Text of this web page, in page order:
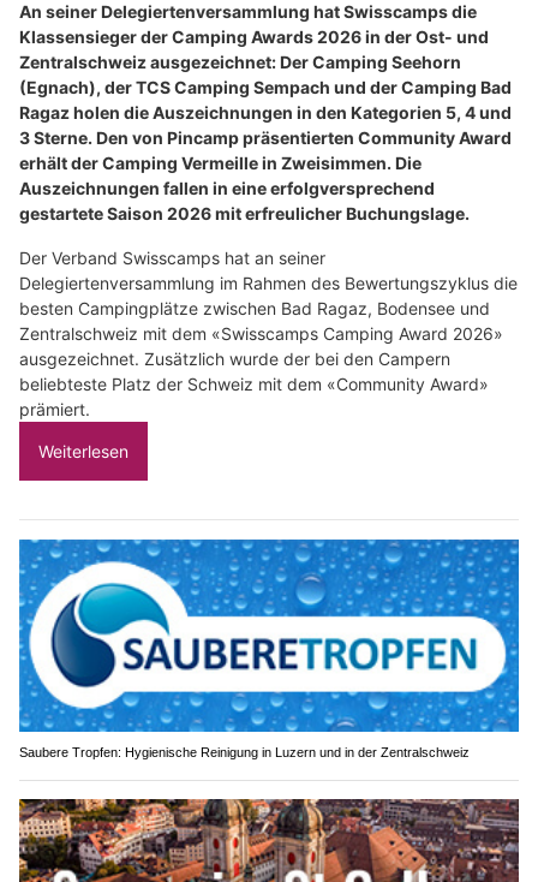
An seiner Delegiertenversammlung hat Swisscamps die
Klassensieger der Camping Awards 2026 in der Ost- und
Zentralschweiz ausgezeichnet: Der Camping Seehorn
(Egnach), der TCS Camping Sempach und der Camping Bad
Ragaz holen die Auszeichnungen in den Kategorien 5, 4 und
3 Sterne. Den von Pincamp präsentierten Community Award
erhält der Camping Vermeille in Zweisimmen. Die
Auszeichnungen fallen in eine erfolgversprechend
gestartete Saison 2026 mit erfreulicher Buchungslage.
Der Verband Swisscamps hat an seiner
Delegiertenversammlung im Rahmen des Bewertungszyklus die
besten Campingplätze zwischen Bad Ragaz, Bodensee und
Zentralschweiz mit dem «Swisscamps Camping Award 2026»
ausgezeichnet. Zusätzlich wurde der bei den Campern
beliebteste Platz der Schweiz mit dem «Community Award»
prämiert.
Weiterlesen
Saubere Tropfen: Hygienische Reinigung in Luzern und in der Zentralschweiz